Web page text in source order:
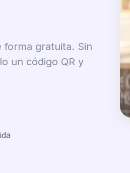
forma gratuita. Sin
un código QR y